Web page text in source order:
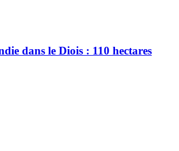
dans le Diois : 110 hectares